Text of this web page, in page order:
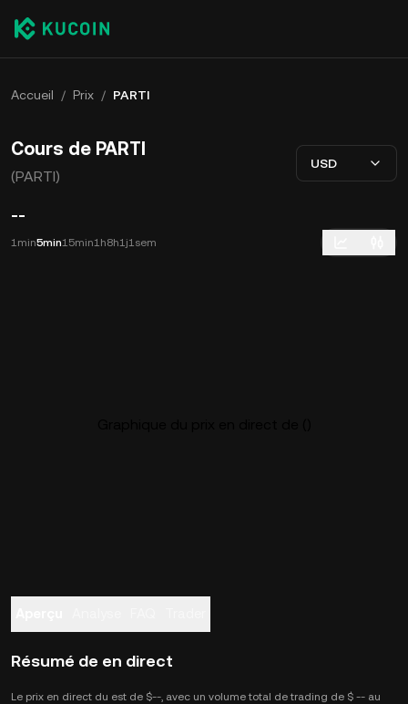
Accueil / Prix / PARTI
Cours de PARTI
(PARTI)
USD
--
1min5min15min1h8h1j1sem
Résumé de en direct
Le prix en direct du est de $--, avec un volume total de trading de $ -- au